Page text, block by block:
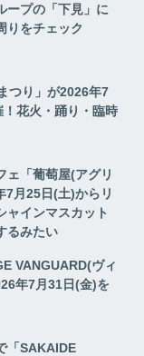
ープの「下見」に
りをチェック
つり」が2026年7
花火・踊り・臨時
ェ「葡萄屋(アグリ
7月25日(土)からリ
ャインマスカット
るみたい
VANGUARD(ヴィ
年7月31日(金)を
「SAKAIDE